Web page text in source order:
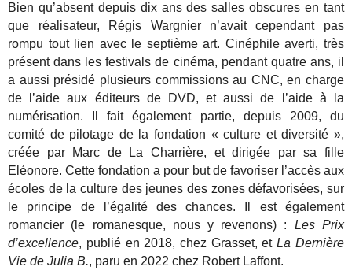
Bien qu’absent depuis dix ans des salles obscures en tant
que réalisateur, Régis Wargnier n’avait cependant pas
rompu tout lien avec le septième art. Cinéphile averti, très
présent dans les festivals de cinéma, pendant quatre ans, il
a aussi présidé plusieurs commissions au CNC, en charge
de l’aide aux éditeurs de DVD, et aussi de l’aide à la
numérisation. Il fait également partie, depuis 2009, du
comité de pilotage de la fondation « culture et diversité »,
créée par Marc de La Charrière, et dirigée par sa fille
Eléonore. Cette fondation a pour but de favoriser l’accès aux
écoles de la culture des jeunes des zones défavorisées, sur
le principe de l’égalité des chances. Il est également
romancier (le romanesque, nous y revenons) : Les Prix
d’excellence, publié en 2018, chez Grasset, etLa Dernière
Vie de Julia B., paru en 2022 chez Robert Laffont.